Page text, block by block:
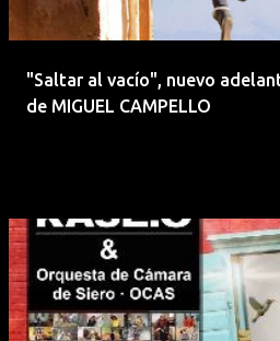
"Saltar al vacío", nuevo
de MIGUEL CAMPELLO